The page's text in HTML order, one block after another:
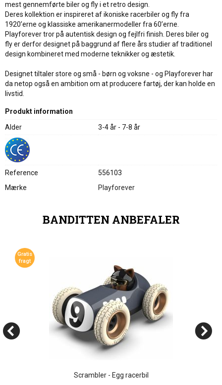
mest gennemførte biler og fly i et retro design.
Deres kollektion er inspireret af ikoniske racerbiler og fly fra
1920’erne og klassiske amerikanermodeller fra 60’erne.
Playforever tror på autentisk design og fejlfri finish. Deres biler og
fly er derfor designet på baggrund af flere års studier af traditionel
design kombineret med moderne teknikker og æstetik.
Designet tiltaler store og små - børn og voksne - og Playforever har
da netop også en ambition om at producere fartøj, der kan holde en
livstid.
Produkt information
Alder
3-4 år - 7-8 år
Reference
556103
Mærke
Playforever
BANDITTEN ANBEFALER
Gratis
fragt
Scrambler - Egg racerbil